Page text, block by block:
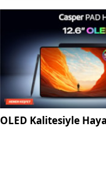
OLED Kalitesiyle